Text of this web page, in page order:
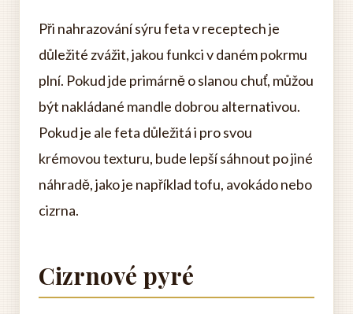
Při nahrazování sýru feta v receptech je
důležité zvážit, jakou funkci v daném pokrmu
plní. Pokud jde primárně o slanou chuť, můžou
být nakládané mandle dobrou alternativou.
Pokud je ale feta důležitá i pro svou
krémovou texturu, bude lepší sáhnout po jiné
náhradě, jako je například tofu, avokádo nebo
cizrna.
Cizrnové pyré